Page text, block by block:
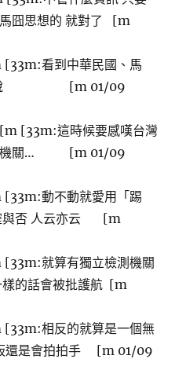
囧思想的 就對了 [m
看到中華民國、馬
再說 [m 01/09
[33m:這時候要感嘆台灣
測機關… [m 01/09
動不動就愛用「踢
與否 人云亦云 [m
就算有獨立檢測機關
樣的話會被批護航 [m
相反的就算是一個無
還是會拍拍手 [m 01/09